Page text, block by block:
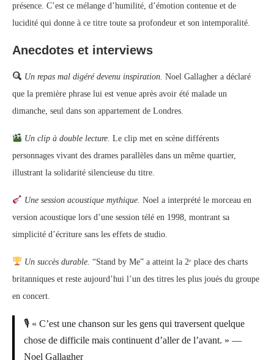
présence. C’est ce mélange d’humilité, d’émotion contenue et de
lucidité qui donne à ce titre toute sa profondeur et son intemporalité.
Anecdotes et interviews
Un repas mal digéré devenu inspiration. Noel Gallagher a déclaré
que la première phrase lui est venue après avoir été malade un
dimanche, seul dans son appartement de Londres.
Un clip à double lecture. Le clip met en scène différents
personnages vivant des drames parallèles dans un même quartier,
illustrant la solidarité silencieuse du titre.
Une session acoustique mythique. Noel a interprété le morceau en
version acoustique lors d’une session télé en 1998, montrant sa
simplicité d’écriture sans les effets de studio.
Un succès durable. “Stand by Me” a atteint la 2ᵉ place des charts
britanniques et reste aujourd’hui l’un des titres les plus joués du groupe
en concert.
🎙 « C’est une chanson sur les gens qui traversent quelque
chose de difficile mais continuent d’aller de l’avant. » —
Noel Gallagher